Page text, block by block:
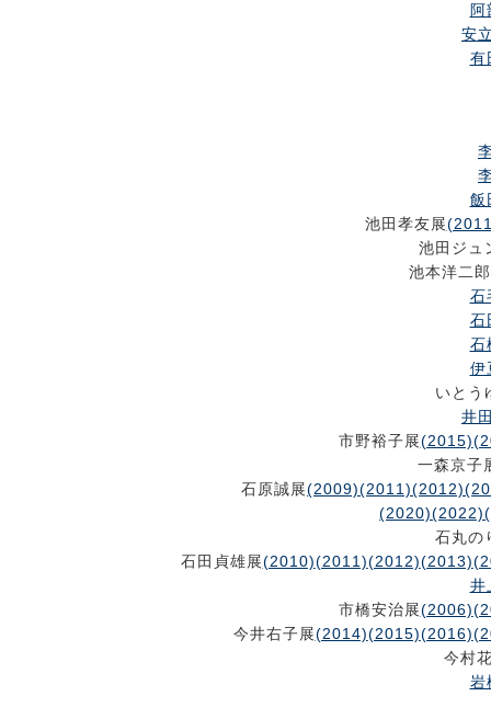
安
有
飯
池田孝友展
池田ジュ
池本洋二
石
石
石
伊
いとう
井
市野裕子展(2015)
一森京子
石原誠展(2009)(2011)(2012)
(2020)(2022)
石丸の
石田貞雄展(2010)(2011)(2012)(2013)
井
市橋安治展(2006)
今井右子展(2014)(2015)(2016)
今村
岩